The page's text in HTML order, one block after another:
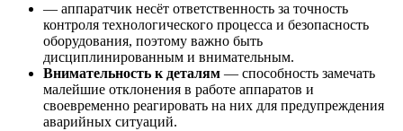
— аппаратчик несёт ответственность за точность
контроля технологического процесса и безопасность
оборудования, поэтому важно быть
дисциплинированным и внимательным.
Внимательность к деталям — способность замечать
малейшие отклонения в работе аппаратов и
своевременно реагировать на них для предупреждения
аварийных ситуаций.